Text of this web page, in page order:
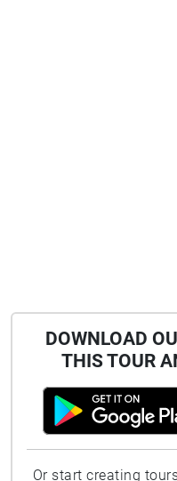
DOWNLOAD
THIS TOUR
Or start creating